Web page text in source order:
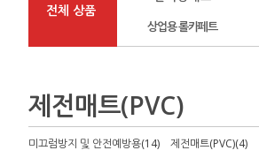
전체 상품
상업용 롤카페트
제전매트(PVC)
미끄럼방지 및 안전예방용(14) 제전매트(PVC)(4)